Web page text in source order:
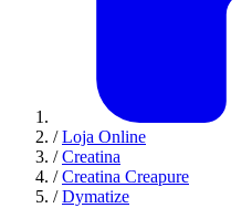
/ Loja Online
/ Creatina
/ Creatina Creapure
/ Dymatize